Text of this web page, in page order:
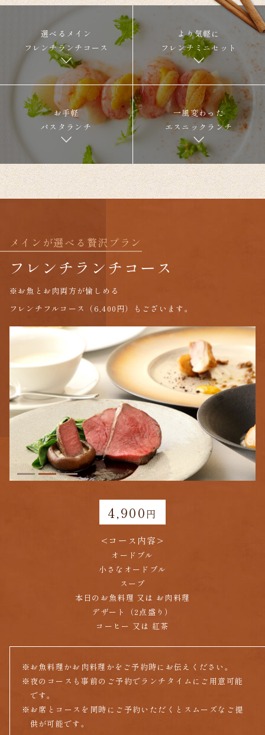
選べるメイン
フレンチランチコース
より気軽に
フレンチミニセット
お手軽
パスタランチ
一風変わった
エスニックランチ
メインが選べる贅沢プラン
フレンチランチコース
※お魚とお肉両方が愉しめる
フレンチフルコース（6,400円）もございます。
4,900 円
<コース内容>
オードブル
小さなオードブル
スープ
本日のお魚料理 又は お肉料理
デザート（2点盛り）
コーヒー 又は 紅茶
※お魚料理かお肉料理かをご予約時にお伝えください。
※夜のコースも事前のご予約でランチタイムにご用意可能
です。
※お席とコースを同時にご予約いただくとスムーズなご提
供が可能です。